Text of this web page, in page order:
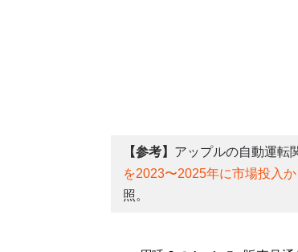
【参考】 アップルの自動運転
を2023〜2025年に市場投入
照。